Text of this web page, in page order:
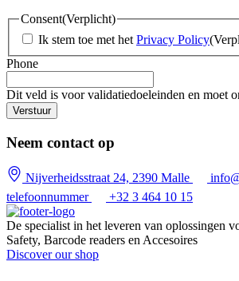
Consent(Verplicht)
Ik stem toe met het Privacy Policy
Phone
Dit veld is voor validatiedoeleinden en moet
Neem contact op
Nijverheidsstraat 24, 2390 Malle
telefoonnummer
+32 3 464 10 15
De specialist in het leveren van oplossingen
Safety, Barcode readers en Accesoires
Discover our shop